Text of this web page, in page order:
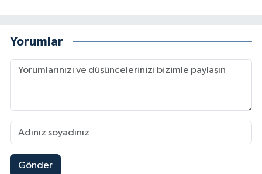
Yorumlar
Gönder